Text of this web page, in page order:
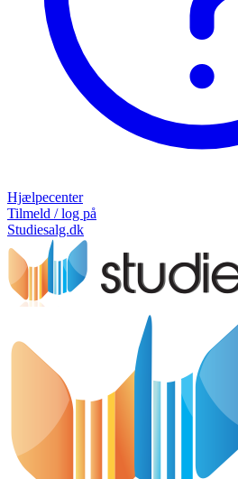
Hjælpecenter
Tilmeld / log på
Studiesalg.dk